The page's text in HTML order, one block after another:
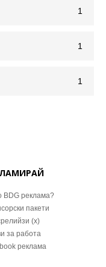
1
1
1
BDG реклама?
пакети
(x)
за работа
реклама